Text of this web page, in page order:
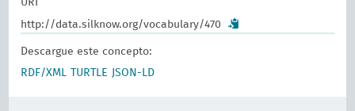
URI
http://data.silknow.org/vocabulary/470
Descargue este concepto:
RDF/XML
TURTLE JSON-LD